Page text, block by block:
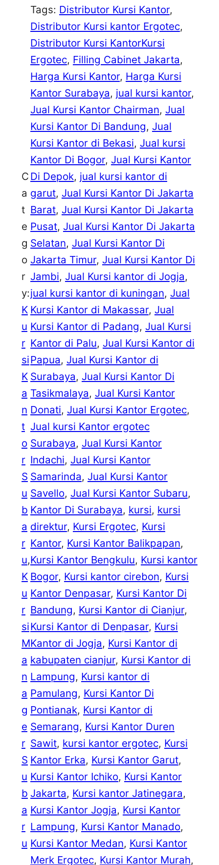
C
a
t
e
g
o
r
y:
K
u
r
si
K
a
n
t
o
r
S
u
b
a
r
u ,
K
u
r
si
M
a
n
a
g
e
r
S
u
b
a
r
u
Tags: Distributor Kursi Kantor
Distributor Kursi kantor Ergotec
Distributor Kursi KantorKursi
Ergotec, Filling Cabinet Jakarta
Harga Kursi Kantor, Harga Kursi
Kantor Surabaya, jual kursi kantor
Jual Kursi Kantor Chairman, Jual
Kursi Kantor Di Bandung, Jual
Kursi Kantor di Bekasi, Jual kursi
Kantor Di Bogor, Jual Kursi Kantor
Di Depok, jual kursi kantor di
garut, Jual Kursi Kantor Di Jakarta
Barat, Jual Kursi Kantor Di Jakarta
Pusat, Jual Kursi Kantor Di Jakarta
Selatan, Jual Kursi Kantor Di
Jakarta Timur, Jual Kursi Kantor Di
Jambi, Jual Kursi kantor di Jogja
jual kursi kantor di kuningan, Jual
Kursi Kantor di Makassar, Jual
Kursi Kantor di Padang, Jual Kursi
Kantor di Palu, Jual Kursi Kantor di
Papua, Jual Kursi Kantor di
Surabaya, Jual Kursi Kantor Di
Tasikmalaya, Jual Kursi Kantor
Donati, Jual Kursi Kantor Ergotec
Jual kursi Kantor ergotec
Surabaya, Jual Kursi Kantor
Indachi, Jual Kursi Kantor
Samarinda, Jual Kursi Kantor
Savello, Jual Kursi Kantor Subaru
Kantor Di Surabaya, kursi, kursi
direktur, Kursi Ergotec, Kursi
Kantor, Kursi Kantor Balikpapan
Kursi Kantor Bengkulu, Kursi kantor
Bogor, Kursi kantor cirebon, Kursi
Kantor Denpasar, Kursi Kantor Di
Bandung, Kursi Kantor di Cianjur
Kursi Kantor di Denpasar, Kursi
Kantor di Jogja, Kursi Kantor di
kabupaten cianjur, Kursi Kantor di
Lampung, Kursi kantor di
Pamulang, Kursi Kantor Di
Pontianak, Kursi Kantor di
Semarang, Kursi Kantor Duren
Sawit, kursi kantor ergotec, Kursi
Kantor Erka, Kursi Kantor Garut
Kursi Kantor Ichiko, Kursi Kantor
Jakarta, Kursi kantor Jatinegara
Kursi Kantor Jogja, Kursi Kantor
Lampung, Kursi Kantor Manado
Kursi Kantor Medan, Kursi Kantor
Merk Ergotec, Kursi Kantor Murah